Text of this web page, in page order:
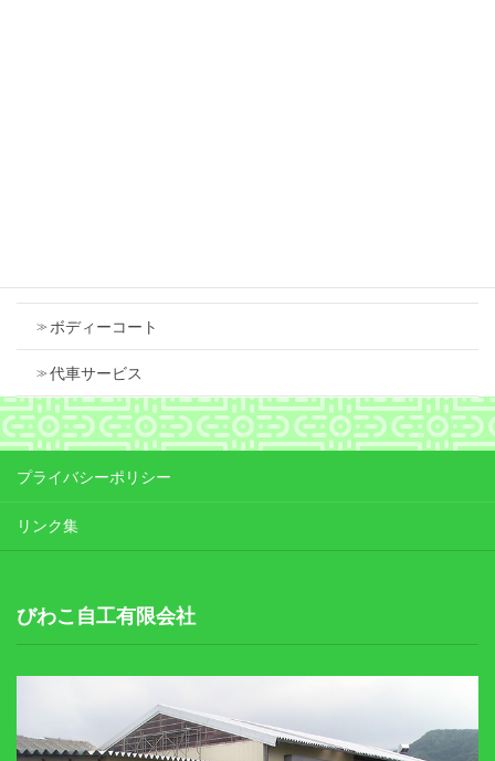
ボディーコート
代車サービス
プライバシーポリシー
リンク集
びわこ自工有限会社